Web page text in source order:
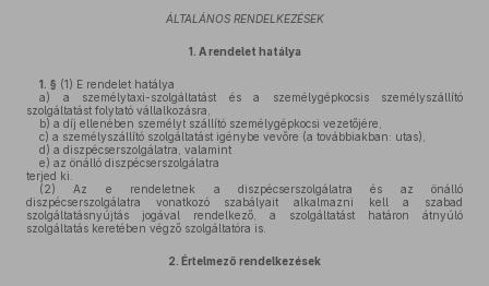
ÁLTALÁNOS RENDELKEZÉSEK
1. A rendelet hatálya
1. § (1) E rendelet hatálya
a) a személytaxi-szolgáltatást és a személygépkocsis személyszállító
szolgáltatást folytató vállalkozásra,
b) a díj ellenében személyt szállító személygépkocsi vezetőjére,
c) a személyszállító szolgáltatást igénybe vevőre (a továbbiakban: utas),
d) a diszpécserszolgálatra, valamint
e) az önálló diszpécserszolgálatra
terjed ki.
(2) Az e rendeletnek a diszpécserszolgálatra és az önálló
diszpécserszolgálatra vonatkozó szabályait alkalmazni kell a szabad
szolgáltatásnyújtás jogával rendelkező, a szolgáltatást határon átnyúló
szolgáltatás keretében végző szolgáltatóra is.
2. Értelmező rendelkezések